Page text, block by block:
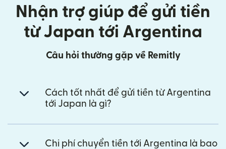
Nhận trợ giúp để gửi tiền
từ Japan tới Argentina
Câu hỏi thường gặp về Remitly
Cách tốt nhất để gửi tiền từ Argentina
tới Japan là gì?
Chi phí chuyển tiền tới Argentina là bao